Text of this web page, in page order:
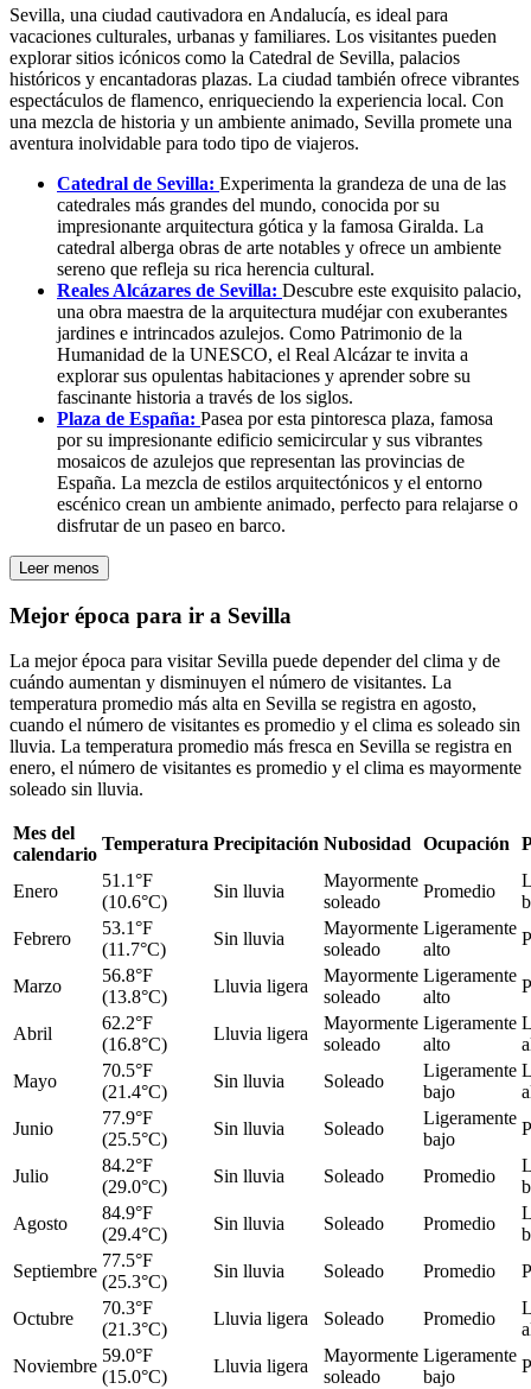
Sevilla, una ciudad cautivadora en Andalucía, es ideal para
vacaciones culturales, urbanas y familiares. Los visitantes pueden
explorar sitios icónicos como la Catedral de Sevilla, palacios
históricos y encantadoras plazas. La ciudad también ofrece vibrantes
espectáculos de flamenco, enriqueciendo la experiencia local. Con
una mezcla de historia y un ambiente animado, Sevilla promete una
aventura inolvidable para todo tipo de viajeros.
Catedral de Sevilla: Experimenta la grandeza de una de las
catedrales más grandes del mundo, conocida por su
impresionante arquitectura gótica y la famosa Giralda. La
catedral alberga obras de arte notables y ofrece un ambiente
sereno que refleja su rica herencia cultural.
Reales Alcázares de Sevilla: Descubre este exquisito palacio,
una obra maestra de la arquitectura mudéjar con exuberantes
jardines e intrincados azulejos. Como Patrimonio de la
Humanidad de la UNESCO, el Real Alcázar te invita a
explorar sus opulentas habitaciones y aprender sobre su
fascinante historia a través de los siglos.
Plaza de España: Pasea por esta pintoresca plaza, famosa
por su impresionante edificio semicircular y sus vibrantes
mosaicos de azulejos que representan las provincias de
España. La mezcla de estilos arquitectónicos y el entorno
escénico crean un ambiente animado, perfecto para relajarse o
disfrutar de un paseo en barco.
Leer menos
Mejor época para ir a Sevilla
La mejor época para visitar Sevilla puede depender del clima y de
cuándo aumentan y disminuyen el número de visitantes. La
temperatura promedio más alta en Sevilla se registra en agosto,
cuando el número de visitantes es promedio y el clima es soleado sin
lluvia. La temperatura promedio más fresca en Sevilla se registra en
enero, el número de visitantes es promedio y el clima es mayormente
soleado sin lluvia.
Mes del
calendario
Temperatura Precipitación Nubosidad Ocupación
Enero
51.1°F
(10.6°C)
Sin lluvia
Mayormente
soleado
Promedio
Febrero
53.1°F
(11.7°C)
Sin lluvia
Mayormente
soleado
Ligeramente
alto
Marzo
56.8°F
(13.8°C)
Lluvia ligera
Mayormente
soleado
Ligeramente
alto
Abril
62.2°F
(16.8°C)
Lluvia ligera
Mayormente
soleado
Ligeramente
alto
Mayo
70.5°F
(21.4°C)
Sin lluvia Soleado
Ligeramente
bajo
Junio
77.9°F
(25.5°C)
Sin lluvia Soleado
Ligeramente
bajo
Julio
84.2°F
(29.0°C)
Sin lluvia Soleado Promedio
Agosto
84.9°F
(29.4°C)
Sin lluvia Soleado Promedio
Septiembre
77.5°F
(25.3°C)
Sin lluvia Soleado Promedio
Octubre
70.3°F
(21.3°C)
Lluvia ligera Soleado Promedio
Noviembre
59.0°F
(15.0°C)
Lluvia ligera
Mayormente
soleado
Ligeramente
bajo